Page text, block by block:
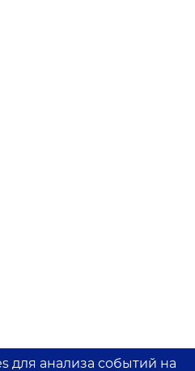
для анализа событий на